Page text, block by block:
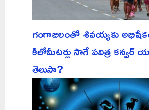
గంగాజలంతో శివయ్యకు
కిలోమీటర్లు సాగే పవిత్ర కన్వర్
తెలుసా?